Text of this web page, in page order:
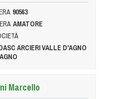
90563
AMATORE
ARCIERI VALLE D'AGNO
Marcello